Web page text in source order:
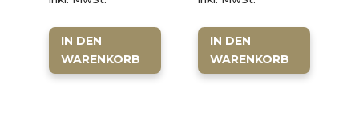
IN DEN
WARENKORB
IN DEN
WARENKORB